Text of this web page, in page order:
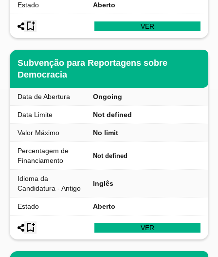
Estado Aberto
VER
Subvenção para Reportagens sobre
Democracia
Data de Abertura Ongoing
Data Limite Not defined
Valor Máximo No limit
Percentagem de
Financiamento
Not defined
Idioma da
Candidatura - Antigo
Inglês
Estado Aberto
VER